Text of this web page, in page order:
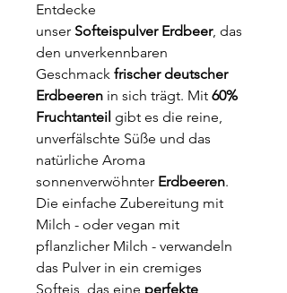
Entdecke
unser Softeispulver Erdbeer, das
den unverkennbaren
Geschmack frischer deutscher
Erdbeeren in sich trägt. Mit 60%
Fruchtanteil gibt es die reine,
unverfälschte Süße und das
natürliche Aroma
sonnenverwöhnter Erdbeeren.
Die einfache Zubereitung mit
Milch - oder vegan mit
pflanzlicher Milch - verwandeln
das Pulver in ein cremiges
Softeis, das eine perfekte